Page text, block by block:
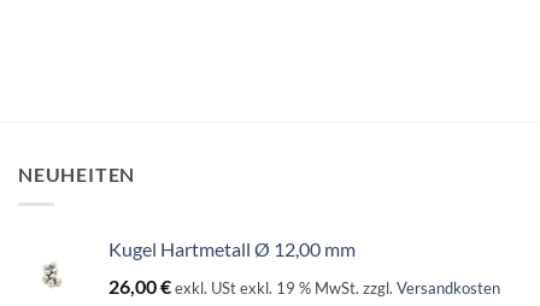
NEUHEITEN
Kugel Hartmetall Ø 12,00 mm
26,00€exkl. UStexkl. 19 % MwSt. zzgl. Versandkosten